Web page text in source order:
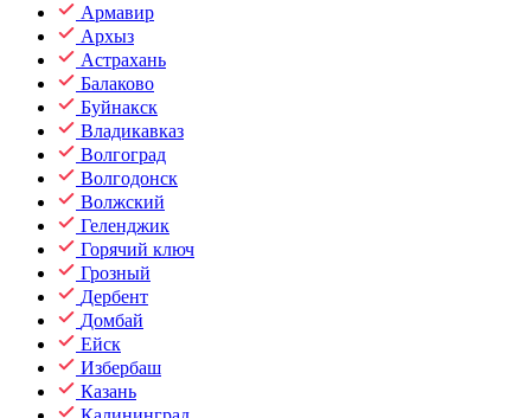
Армавир
Архыз
Астрахань
Балаково
Буйнакск
Владикавказ
Волгоград
Волгодонск
Волжский
Геленджик
Горячий ключ
Грозный
Дербент
Домбай
Ейск
Избербаш
Казань